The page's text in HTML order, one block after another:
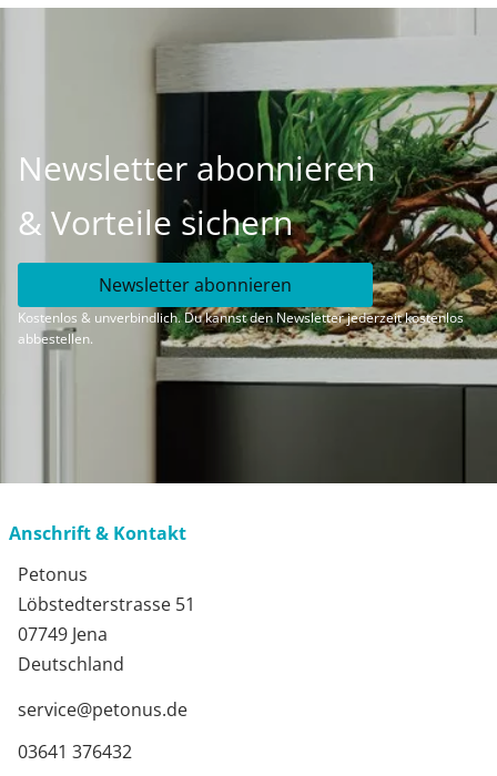
Newsletter abonnieren
& Vorteile sichern
Newsletter abonnieren
Kostenlos & unverbindlich. Du kannst den Newsletter jederzeit kostenlos
abbestellen.
Anschrift & Kontakt
Petonus
Löbstedterstrasse 51
07749 Jena
Deutschland
service@petonus.de
03641 376432